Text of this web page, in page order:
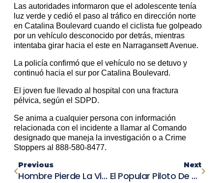
Las autoridades informaron que el adolescente tenía
luz verde y cedió el paso al tráfico en dirección norte
en Catalina Boulevard cuando el ciclista fue golpeado
por un vehículo desconocido por detrás, mientras
intentaba girar hacia el este en Narragansett Avenue.
La policía confirmó que el vehículo no se detuvo y
continuó hacia el sur por Catalina Boulevard.
El joven fue llevado al hospital con una fractura
pélvica, según el SDPD.
Se anima a cualquier persona con información
relacionada con el incidente a llamar al Comando
designado que maneja la investigación o a Crime
Stoppers al 888-580-8477.
Previous
Hombre Pierde La Vida En Otay Mesa Tras Ser Arrollado Por Tractor Remolque Mientras Conducía Un Scooter
Next
El Popular Piloto De NASCAR, Chase Elliott, Se Perderá La Carrera De Las Vegas Debido A Una Lesión En La Pierna Izquierda.